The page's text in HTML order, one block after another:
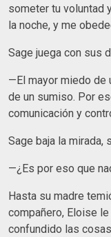
someter tu voluntad
la noche, y me
Sage juega con sus
—El mayor miedo de
de un sumiso. Por
comunicación y
Sage baja la mirada,
—¿Es por eso que
Hasta su madre
compañero, Eloise
confundido las